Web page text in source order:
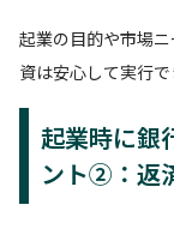
起業の目的や市場
資は安心して実行
起業時に銀
ント②：返